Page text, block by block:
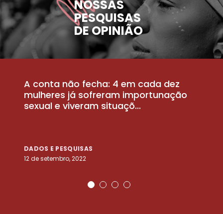
NOSSAS
PESQUISAS
DE OPINIÃO
A conta não fecha: 4 em cada dez
mulheres já sofreram importunação
sexual e viveram situaçõ...
DADOS E PESQUISAS
12 de setembro, 2022